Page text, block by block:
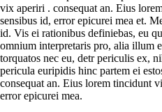
vix aperiri . consequat an. Eius
sensibus id, error epicurei mea et.
id. Vis ei rationibus definiebas, eu
omnium interpretaris pro, alia illum
torquatos nec eu, detr periculis ex,
pericula euripidis hinc partem ei
consequat an. Eius lorem tincidunt
error epicurei mea.